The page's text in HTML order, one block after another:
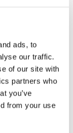
ads, to
our traffic.
of our site with
partners who
you’ve
from your use
i varukorg